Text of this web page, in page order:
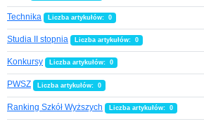
Technika Liczba artykułów: 0
Studia II stopnia Liczba artykułów: 0
Konkursy Liczba artykułów: 0
PWSZ Liczba artykułów: 0
Ranking Szkół Wyższych Liczba artykułów: 0